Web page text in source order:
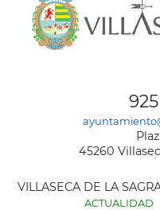
45260
VILLASECA DE LA
ACTUALIDAD